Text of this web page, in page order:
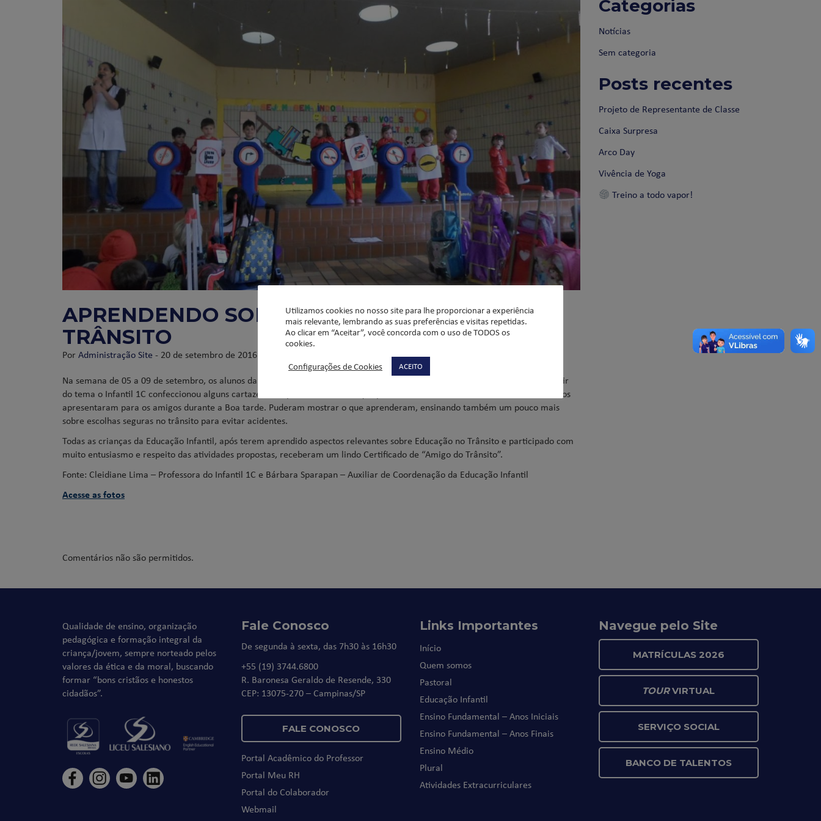
APRENDENDO SOBRE EDUCAÇÃO NO
TRÂNSITO
PorAdministração Site - 20 de setembro de 2016
Na semana de 05 a 09 de setembro, os alunos da Educação infantil vivenciaram atividades sobre Educação no Trânsito. A partir
do tema o Infantil 1C confeccionou alguns cartazes com placas de trânsito que podemos verificar nas ruas da cidade e os alunos
apresentaram para os amigos durante a Boa tarde. Puderam mostrar o que aprenderam, ensinando também um pouco mais
sobre escolhas seguras no trânsito para evitar acidentes.
Todas as crianças da Educação Infantil, após terem aprendido aspectos relevantes sobre Educação no Trânsito e participado com
muito entusiasmo e respeito das atividades propostas, receberam um lindo Certificado de “Amigo do Trânsito”.
Fonte: Cleidiane Lima – Professora do Infantil 1C e Bárbara Sparapan – Auxiliar de Coordenação da Educação Infantil
Acesse as fotos
Comentários não são permitidos.
Categorias
Notícias
Sem categoria
Posts recentes
Projeto de Representante de Classe
Caixa Surpresa
Arco Day
Vivência de Yoga
Treino a todo vapor!
Qualidade de ensino, organização
pedagógica e formação integral da
criança/jovem, sempre norteado pelos
valores da ética e da moral, buscando
formar “bons cristãos e honestos
cidadãos”.
Fale Conosco
De segunda à sexta, das 7h30 às 16h30
+55 (19) 3744.6800
R. Baronesa Geraldo de Resende, 330
CEP: 13075-270 – Campinas/SP
FALE CONOSCO
Portal Acadêmico do Professor
Portal Meu RH
Portal do Colaborador
Webmail
Links Importantes
Início
Quem somos
Pastoral
Educação Infantil
Ensino Fundamental – Anos Iniciais
Ensino Fundamental – Anos Finais
Ensino Médio
Plural
Atividades Extracurriculares
Navegue pelo Site
MATRÍCULAS 2026
TOURVIRTUAL
SERVIÇO SOCIAL
BANCO DE TALENTOS
Utilizamos cookies no nosso site para lhe proporcionar a experiência
mais relevante, lembrando as suas preferências e visitas repetidas.
Ao clicar em “Aceitar”, você concorda com o uso de TODOS os
cookies.
Configurações de Cookies
ACEITO